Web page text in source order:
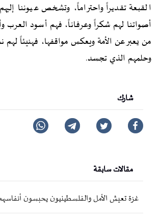
القبعة تقديراً واحتراماً، وتشخص عيوننا
أصواتنا لهم شكراً وعرفاناً، فهم أسود العرب
من يعبر عن الأمة ويعكس مواقفها، فهنيئاً
وحلمهم الذي تجسد.
شارك
مقالات سابقة
غزة تعيش الأمل والفلسطينيون يحبسون